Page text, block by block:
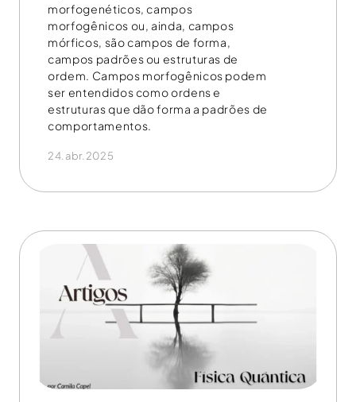
morfogenéticos, campos
morfogênicos ou, ainda, campos
mórficos, são campos de forma,
campos padrões ou estruturas de
ordem. Campos morfogênicos podem
ser entendidos como ordens e
estruturas que dão forma a padrões de
comportamentos.
24.abr.2025